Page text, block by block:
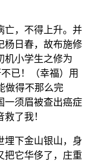
，不得上升。并
杨日春，故布施修
机小学生之修为
已！（幸福）用
做得不那么完
一须眉被查出癌症
了我！
下金山银山，身
把它华侈了，庄重